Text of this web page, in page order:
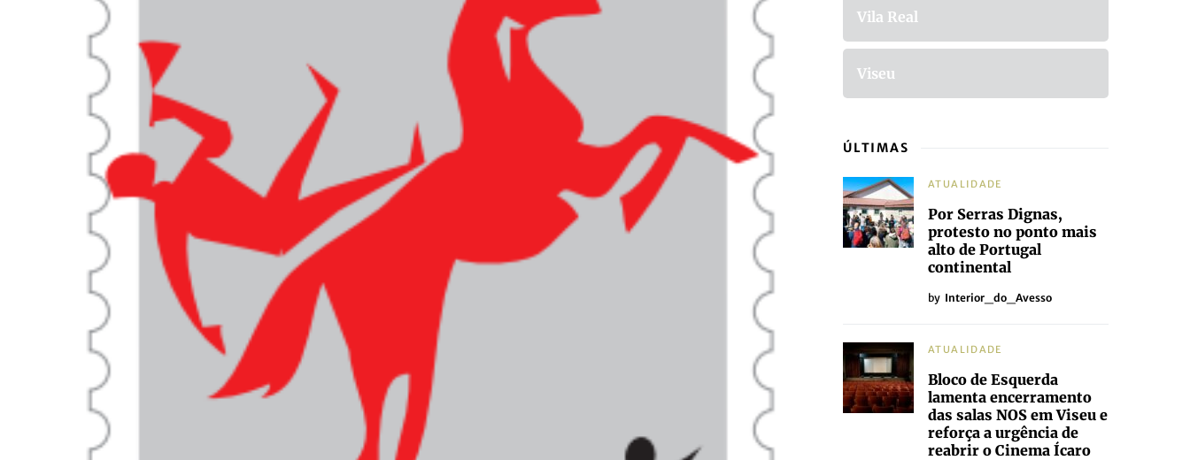
Vila Real
Viseu
ÚLTIMAS
ATUALIDADE
Por Serras Dignas,
protesto no ponto mais
alto de Portugal
continental
by Interior_do_Avesso
ATUALIDADE
Bloco de Esquerda
lamenta encerramento
das salas NOS em Viseu e
reforça a urgência de
reabrir o Cinema Ícaro